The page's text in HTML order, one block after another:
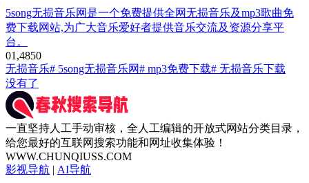
5song无损音乐网是一个免费提供全网无损音乐及mp3歌曲免
费下载网站,为广大音乐爱好者提供音乐交流及资源分享平
台。
01,4850
无损音乐# 5song无损音乐网# mp3免费下载# 无损音乐下载
没有了
一直坚持人工手动审核，全人工编辑的开放式网站分类目录，
给您最好的互联网搜索功能和网址收集体验！
WWW.CHUNQIUSS.COM
影视导航 | AI导航